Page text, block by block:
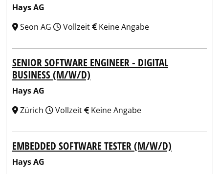
Hays AG
Seon AG
Vollzeit Keine Angabe
SENIOR SOFTWARE ENGINEER - DIGITAL
BUSINESS (M/W/D)
Hays AG
Zürich
Vollzeit Keine Angabe
EMBEDDED SOFTWARE TESTER (M/W/D)
Hays AG